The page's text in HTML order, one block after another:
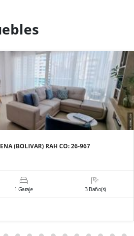
(BOLIVAR) RAH CO: 26-967
1 Garaje 3 Baño(s)